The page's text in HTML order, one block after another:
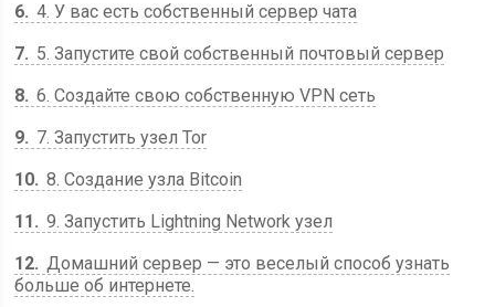
6 4. У вас есть собственный сервер чата
7
5. Запустите свой собственный почтовый сервер
8 6. Создайте свою собственную VPN сеть
9
7. Запустить узел Tor
10 8. Создание узла Bitcoin
11
9. Запустить Lightning Network узел
12 Домашний сервер — это веселый способ узнать
больше об интернете.